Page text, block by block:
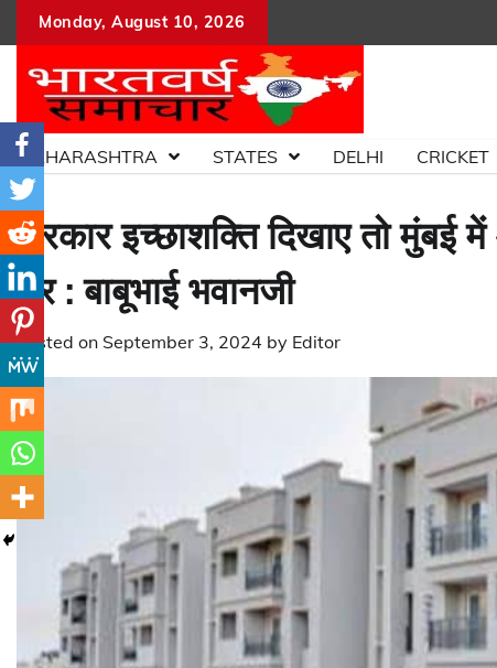
content
Monday, August 10, 2026
MAHARASHTRA STATES DELHI CRICKET
सरकार इच्छाशक्ति दिखाए तो मुंबई
घर : बाबूभाई भवानजी
Posted on September 3, 2024 by Editor